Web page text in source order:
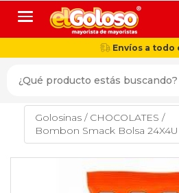
Toggle navigation
Envíos a todo
Golosinas / CHOCOLATES /
Bombon Smack Bolsa 24X4U